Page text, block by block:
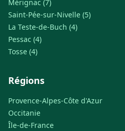
Mérignac (7)
Saint-Pée-sur-Nivelle (5)
La Teste-de-Buch (4)
Pessac (4)
Tosse (4)
Régions
Provence-Alpes-Côte d'Azur
Occitanie
Île-de-France